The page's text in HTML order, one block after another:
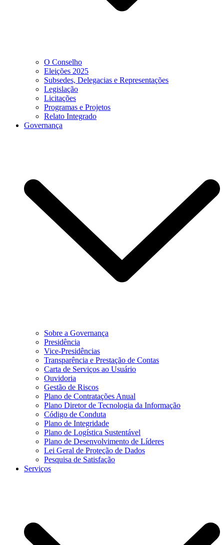
O Conselho
Eleições 2025
Subsedes, Delegacias e Representações
Legislação
Licitações
Programas e Projetos
Relato Integrado
Governança
Sobre a Governança
Presidência
Vice-Presidências
Transparência e Prestação de Contas
Carta de Serviços ao Usuário
Ouvidoria
Gestão de Riscos
Plano de Contratações Anual
Plano Diretor de Tecnologia da Informação
Código de Conduta
Plano de Integridade
Plano de Logística Sustentável
Plano de Desenvolvimento de Líderes
Lei Geral de Proteção de Dados
Pesquisa de Satisfação
Serviços